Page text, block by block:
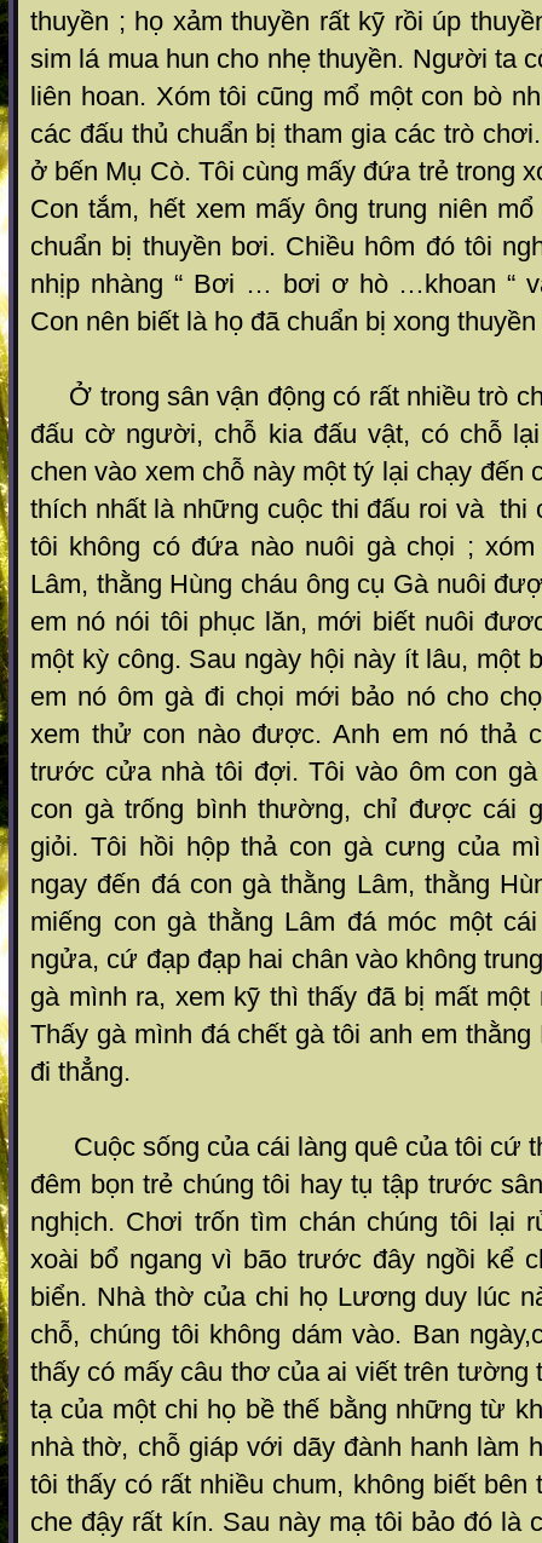
thuyền ; họ xảm thuyền rất kỹ rồi úp
sim lá mua hun cho nhẹ thuyền. Người ta
liên hoan. Xóm tôi cũng mổ một con bò
các đấu thủ chuẩn bị tham gia các trò
ở bến Mụ Cò. Tôi cùng mấy đứa trẻ trong
Con tắm, hết xem mấy ông trung niên
chuẩn bị thuyền bơi. Chiều hôm đó tôi
nhịp nhàng “ Bơi … bơi ơ hò …khoan “
Con nên biết là họ đã chuẩn bị xong
Ở trong sân vận động có rất nhiều trò
đấu cờ người, chỗ kia đấu vật, có chỗ
chen vào xem chỗ này một tý lại chạy đến
thích nhất là những cuộc thi đấu roi và thi
tôi không có đứa nào nuôi gà chọi ;
Lâm, thằng Hùng cháu ông cụ Gà nuôi
em nó nói tôi phục lăn, mới biết nuôi
một kỳ công. Sau ngày hội này ít lâu, một
em nó ôm gà đi chọi mới bảo nó cho
xem thử con nào được. Anh em nó thả
trước cửa nhà tôi đợi. Tôi vào ôm con
con gà trống bình thường, chỉ được cái
giỏi. Tôi hồi hộp thả con gà cưng của
ngay đến đá con gà thằng Lâm, thằng
miếng con gà thằng Lâm đá móc một
ngửa, cứ đạp đạp hai chân vào không
gà mình ra, xem kỹ thì thấy đã bị mất
Thấy gà mình đá chết gà tôi anh em
đi thẳng.
Cuộc sống của cái làng quê của tôi cứ
đêm bọn trẻ chúng tôi hay tụ tập trước
nghịch. Chơi trốn tìm chán chúng tôi lại
xoài bổ ngang vì bão trước đây ngồi kể
biển. Nhà thờ của chi họ Lương duy lúc
chỗ, chúng tôi không dám vào. Ban
thấy có mấy câu thơ của ai viết trên tường
tạ của một chi họ bề thế bằng những từ
nhà thờ, chỗ giáp với dãy đành hanh làm
tôi thấy có rất nhiều chum, không biết
che đậy rất kín. Sau này mạ tôi bảo đó là